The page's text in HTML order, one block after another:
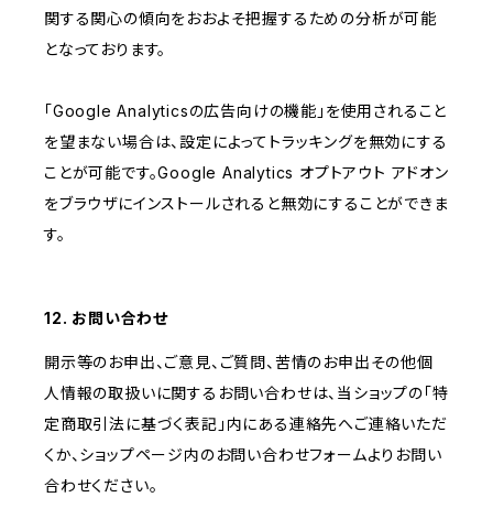
関する関心の傾向をおおよそ把握するための分析が可能
となっております。
「Google Analyticsの広告向けの機能」を使用されること
を望まない場合は、設定によってトラッキングを無効にする
ことが可能です。Google Analytics オプトアウト アドオン
をブラウザにインストールされると無効にすることができま
す。
12. お問い合わせ
開示等のお申出、ご意見、ご質問、苦情のお申出その他個
人情報の取扱いに関するお問い合わせは、当ショップの「特
定商取引法に基づく表記」内にある連絡先へご連絡いただ
くか、ショップページ内のお問い合わせフォームよりお問い
合わせください。